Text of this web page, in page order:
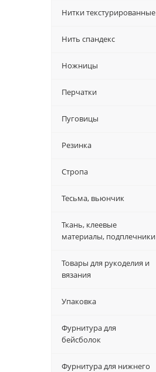
Нитки текстурированные
Нить спандекс
Ножницы
Перчатки
Пуговицы
Резинка
Стропа
Тесьма, вьюнчик
Ткань, клеевые
материалы, подплечники
Товары для рукоделия и
вязания
Упаковка
Фурнитура для
бейсболок
Фурнитура для нижнего